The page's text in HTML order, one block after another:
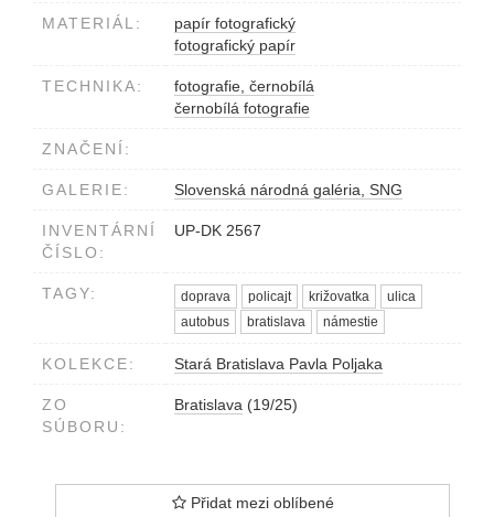
MATERIÁL:
papír fotografický
fotografický papír
TECHNIKA:
fotografie, černobílá
černobílá fotografie
ZNAČENÍ:
GALERIE: Slovenská národná galéria, SNG
INVENTÁRNÍ
ČÍSLO:
UP-DK 2567
TAGY: doprava policajt križovatka
ulica
autobus
bratislava námestie
KOLEKCE: Stará Bratislava Pavla Poljaka
ZO
SÚBORU:
Bratislava (19/25)
Přidat mezi oblíbené